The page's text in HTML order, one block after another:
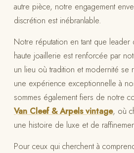
autre pièce, notre engagement
discrétion est inébranlable.
Notre réputation en tant que leader
haute joaillerie est renforcée par
un lieu où tradition et modernité se
une expérience exceptionnelle à
sommes également fiers de notre
Van Cleef & Arpels vintage, où
une histoire de luxe et de
Pour ceux qui cherchent à